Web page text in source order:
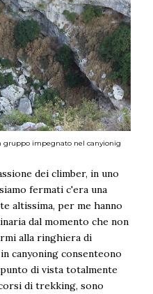
gruppo impegnato nel canyionig
dei climber, in uno
fermati c'era una
altissima, per me hanno
dal momento che non
alla ringhiera di
canyoning consenteono
di vista totalmente
di trekking, sono